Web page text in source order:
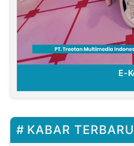
E-
KABAR TERBARU